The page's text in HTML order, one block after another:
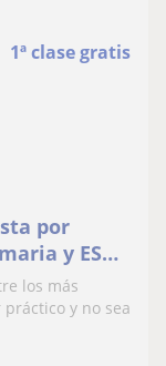
1ª clase gratis
por
y ESO.
los más
y no sea